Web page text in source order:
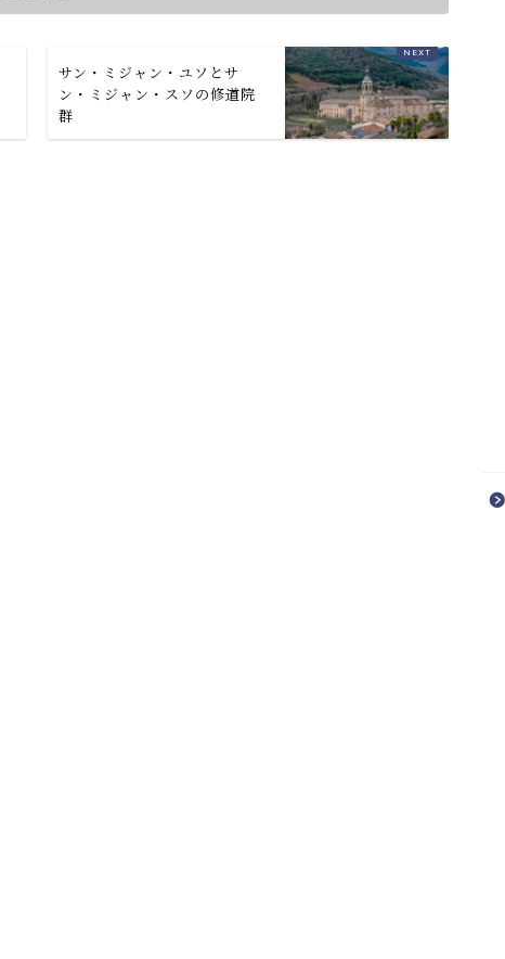
サン・ミジャン・ユソとサ
ン・ミジャン・スソの修道院
群